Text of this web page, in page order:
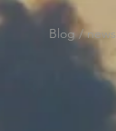
Blog / news